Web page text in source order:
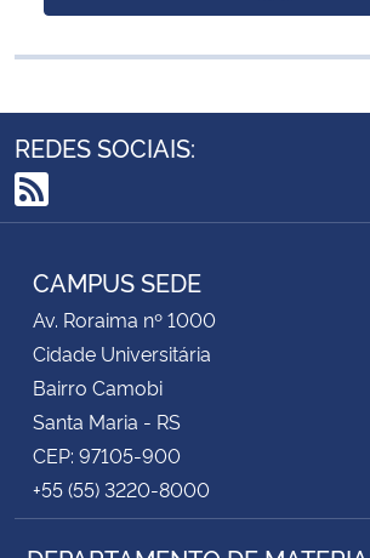
REDES SOCIAIS:
RSS
CAMPUS SEDE
Av. Roraima nº 1000
Cidade Universitária
Bairro Camobi
Santa Maria - RS
CEP: 97105-900
+55 (55) 3220-8000